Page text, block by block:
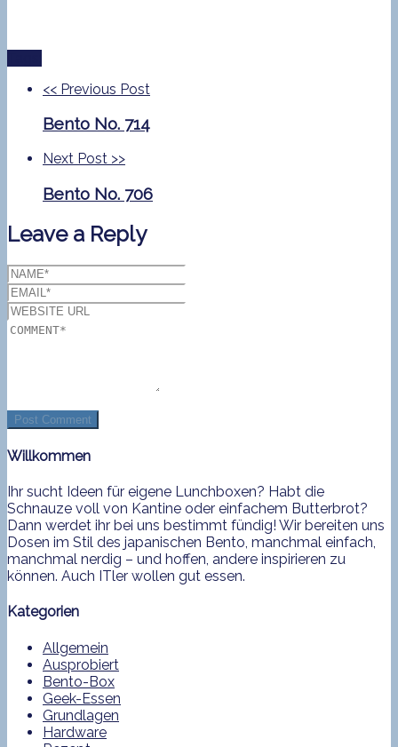
<< Previous Post
Bento No. 714
Next Post >>
Bento No. 706
Leave a Reply
Willkommen
Ihr sucht Ideen für eigene Lunchboxen? Habt die
Schnauze voll von Kantine oder einfachem Butterbrot?
Dann werdet ihr bei uns bestimmt fündig! Wir bereiten uns
Dosen im Stil des japanischen Bento, manchmal einfach,
manchmal nerdig – und hoffen, andere inspirieren zu
können. Auch ITler wollen gut essen.
Kategorien
Allgemein
Ausprobiert
Bento-Box
Geek-Essen
Grundlagen
Hardware